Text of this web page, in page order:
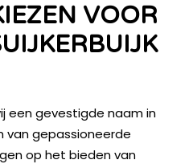
VOOR
een gevestigde naam in
van gepassioneerde
op het bieden van